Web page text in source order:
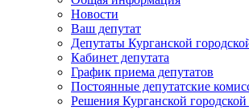
Новости
Ваш депутат
Депутаты Курганской
Кабинет депутата
График приема депутатов
Постоянные депутатские
Решения Курганской